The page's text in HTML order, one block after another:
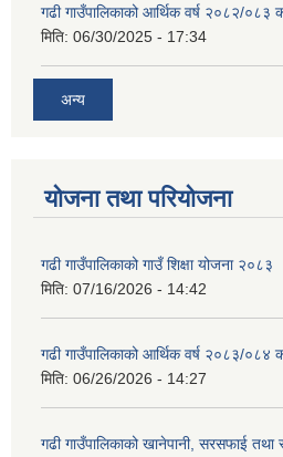
गढी गाउँपालिकाको आर्थिक वर्ष २०८२/०८३
मिति: 06/30/2025 - 17:34
अन्य
योजना तथा परियोजना
गढी गाउँपालिकाको गाउँ शिक्षा योजना २०८३
मिति: 07/16/2026 - 14:42
गढी गाउँपालिकाको आर्थिक वर्ष २०८३/०८४
मिति: 06/26/2026 - 14:27
गढी गाउँपालिकाको खानेपानी, सरसफाई